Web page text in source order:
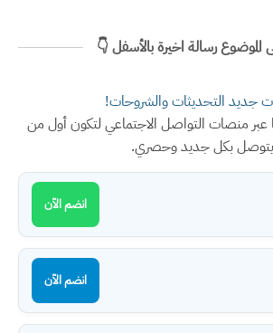
الموضوع رسالة اخيرة بالأسفل 👇
جديد التحديثات والشروحات!
عبر منصات التواصل الاجتماعي لتكون أول من
يتوصل بكل جديد وحصري.
انضم الآن
انضم الآن